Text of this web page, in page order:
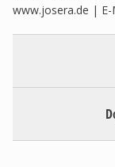
www.josera.de | E-